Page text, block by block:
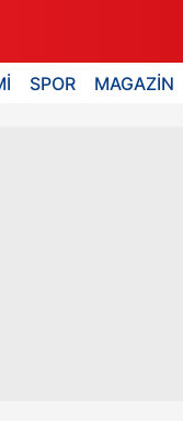
SPOR MAGAZİN